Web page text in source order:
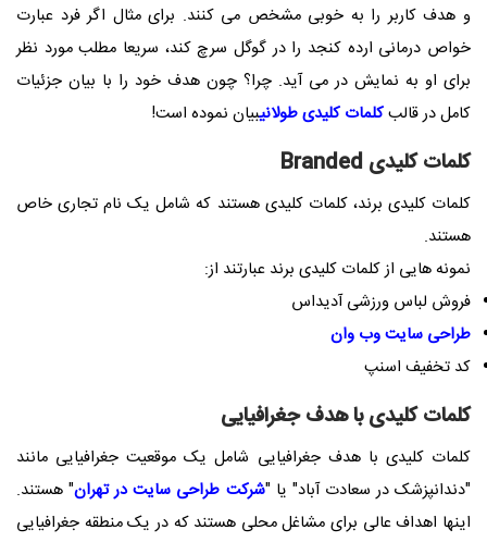
و هدف کاربر را به خوبی مشخص می کنند. برای مثال اگر فرد عبارت
خواص درمانی ارده کنجد را در گوگل سرچ کند، سریعا مطلب مورد نظر
برای او به نمایش در می آید. چرا؟ چون هدف خود را با بیان جزئیات
کامل در قالبکلمات کلیدی طولانیبیان نموده است!
کلمات کلیدی Branded
کلمات کلیدی برند، کلمات کلیدی هستند که شامل یک نام تجاری خاص
هستند.
نمونه هایی از کلمات کلیدی برند عبارتند از:
فروش لباس ورزشی آدیداس
طراحی سایت وب وان
کد تخفیف اسنپ
کلمات کلیدی با هدف جغرافیایی
کلمات کلیدی با هدف جغرافیایی شامل یک موقعیت جغرافیایی مانند
"دندانپزشک در سعادت آباد" یا "شرکت طراحی سایت در تهران" هستند.
اینها اهداف عالی برای مشاغل محلی هستند که در یک منطقه جغرافیایی